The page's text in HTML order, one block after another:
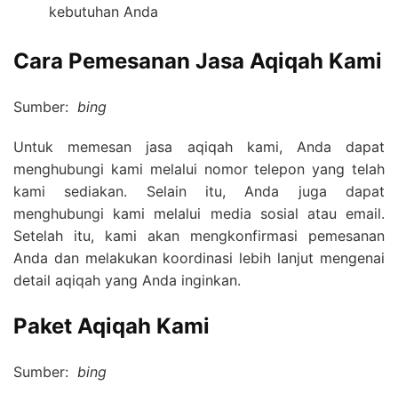
kebutuhan Anda
Cara Pemesanan Jasa Aqiqah Kami
Sumber: bing
Untuk memesan jasa aqiqah kami, Anda dapat
menghubungi kami melalui nomor telepon yang telah
kami sediakan. Selain itu, Anda juga dapat
menghubungi kami melalui media sosial atau email.
Setelah itu, kami akan mengkonfirmasi pemesanan
Anda dan melakukan koordinasi lebih lanjut mengenai
detail aqiqah yang Anda inginkan.
Paket Aqiqah Kami
Sumber: bing